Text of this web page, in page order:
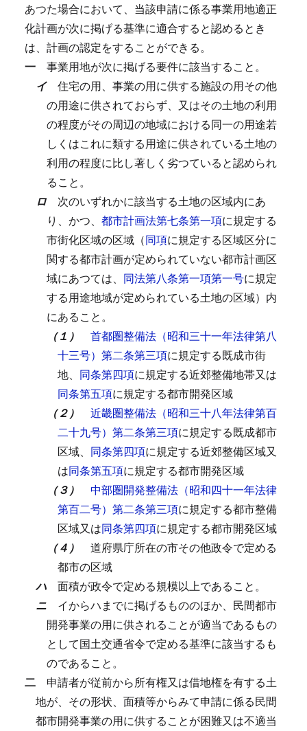
あつた場合において、当該申請に係る事業用地適正
化計画が次に掲げる基準に適合すると認めるとき
は、計画の認定をすることができる。
一 事業用地が次に掲げる要件に該当すること。
イ 住宅の用、事業の用に供する施設の用その他
の用途に供されておらず、又はその土地の利用
の程度がその周辺の地域における同一の用途若
しくはこれに類する用途に供されている土地の
利用の程度に比し著しく劣つていると認められ
ること。
ロ 次のいずれかに該当する土地の区域内にあ
り、かつ、 都市計画法第七条第一項に規定する
市街化区域の区域（同項に規定する区域区分に
関する都市計画が定められていない都市計画区
域にあつては、 同法第八条第一項第一号に規定
する用途地域が定められている土地の区域）内
にあること。
（１） 首都圏整備法（昭和三十一年法律第八
十三号）第二条第三項に規定する既成市街
地、 同条第四項に規定する近郊整備地帯又は
同条第五項に規定する都市開発区域
（２） 近畿圏整備法（昭和三十八年法律第百
二十九号）第二条第三項に規定する既成都市
区域、 同条第四項に規定する近郊整備区域又
は同条第五項に規定する都市開発区域
（３） 中部圏開発整備法（昭和四十一年法律
第百二号）第二条第三項に規定する都市整備
区域又は同条第四項に規定する都市開発区域
（４） 道府県庁所在の市その他政令で定める
都市の区域
ハ 面積が政令で定める規模以上であること。
ニ イからハまでに掲げるもののほか、民間都市
開発事業の用に供されることが適当であるもの
として国土交通省令で定める基準に該当するも
のであること。
二 申請者が従前から所有権又は借地権を有する土
地が、その形状、面積等からみて申請に係る民間
都市開発事業の用に供することが困難又は不適当